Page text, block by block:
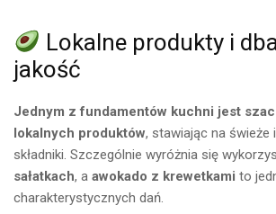
Lokalne produkty i
jakość
Jednym z fundamentów kuchni jest
lokalnych produktów, stawiając na świeże
składniki. Szczególnie wyróżnia się
sałatkach, a awokado z krewetkami to
charakterystycznych dań.